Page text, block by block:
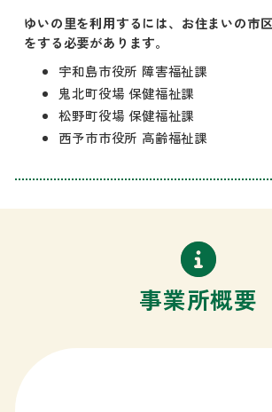
ゆいの里を利用するには、お住まいの市
をする必要があります。
宇和島市役所 障害福祉課
鬼北町役場 保健福祉課
松野町役場 保健福祉課
西予市市役所 高齢福祉課
事業所概要